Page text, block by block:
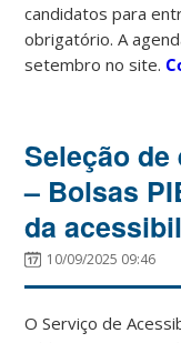
candidatos para
obrigatório. A
setembro no site.
Seleção
– Bolsas
da
10/09/2025 09:46
O Serviço de